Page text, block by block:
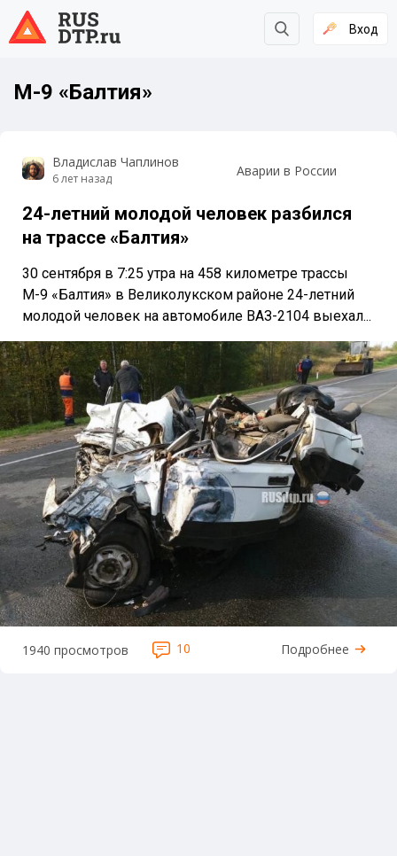
Вход
М-9 «Балтия»
Владислав Чаплинов
6 лет назад Аварии в России
24-летний молодой человек разбился
на трассе «Балтия»
30 сентября в 7:25 утра на 458 километре трассы
М-9 «Балтия» в Великолукском районе 24-летний
молодой человек на автомобиле ВАЗ-2104 выехал...
1940 просмотров 10 Подробнее